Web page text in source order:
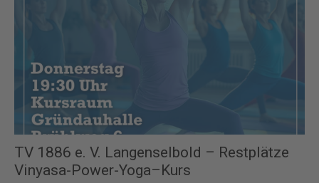
TV 1886 e. V. Langenselbold – Restplätze
Vinyasa-Power-Yoga–Kurs